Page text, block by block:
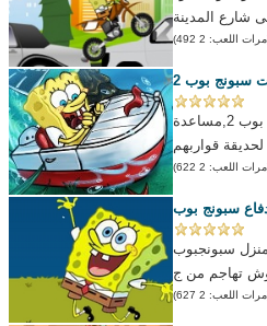
سبونج بوب 2
لعبة موقف سيارات سبونج بوب 2,مساعدة
سبونج بوب
سبونجبوب